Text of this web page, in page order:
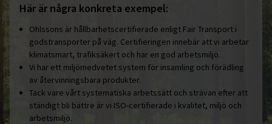
Här är några konkreta exempel:
Ohlssons är hållbarhetscertifierade enligt Fair Transport i
godstransporter på väg. Certifieringen innebär att vi arbetar
klimatsmart, trafiksäkert och har en god arbetsmiljö.
Vi har ett miljömedvetet system för insamling och förädling
av återvinningsbara produkter.
Tack vare vårt systematiska arbetssätt och strävan efter att
ständigt bli bättre är vi ISO-certifierade i kvalitet, miljö och
arbetsmiljö.